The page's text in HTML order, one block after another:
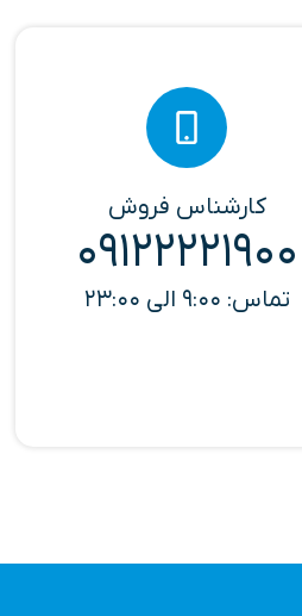
کارشناس فروش
09122221900
تماس: 9:00 الی 23:00